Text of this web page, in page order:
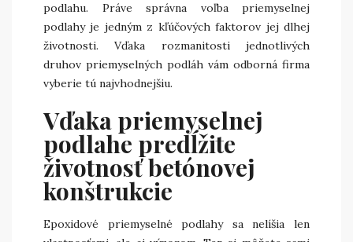
podlahu. Práve správna voľba priemyselnej
podlahy je jedným z kľúčových faktorov jej dlhej
životnosti. Vďaka rozmanitosti jednotlivých
druhov priemyselných podláh vám odborná firma
vyberie tú najvhodnejšiu.
Vďaka priemyselnej
podlahe predĺžite
životnosť betónovej
konštrukcie
Epoxidové priemyselné podlahy sa nelíšia len